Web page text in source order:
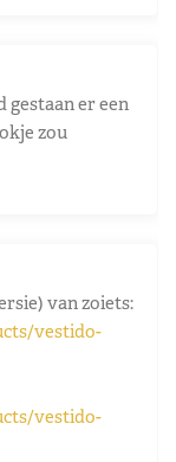
gestaan er een
zou
van zoiets:
vestido-
vestido-